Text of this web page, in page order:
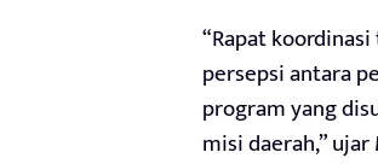
“Rapat
persepsi antara
program yang
misi daerah,”